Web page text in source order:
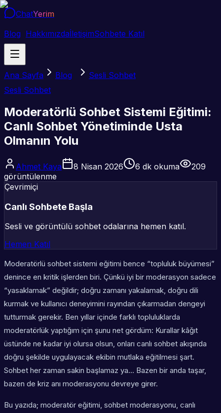
ChatYerim
Blog HakkımızdaİletişimSohbete Katıl
Ana Sayfa Blog
Sesli Sohbet
Sesli Sohbet
Moderatörlü Sohbet Sistemi Eğitimi:
Canlı Sohbet Yönetiminde Usta
Olmanın Yolu
Ahmet Kaya 8 Nisan 2026 6 dk okuma
209
görüntülenme
Çevrimiçi
Canlı Sohbete Başla
Sesli ve görüntülü sohbet odalarına hemen katıl.
Hemen Katıl
Moderatörlü sohbet sistemi eğitimi bence “topluluk büyümesi”
denince en kritik işlerden biri. Çünkü iyi bir moderasyon sadece
“yasaklamak” değildir; doğru zamanı yakalamak, doğru dili
kurmak ve kullanıcı deneyimini rayından çıkarmadan dengeyi
tutturmak gerekir. Ben yıllar içinde farklı topluluklarda
moderatörlük yaptığım için şunu net gördüm: Kurallar kâğıt
üstünde ne kadar iyi olursa olsun, onları canlı sohbet akışında
doğru şekilde uygulayacak ekibin mutlaka eğitilmesi şart.
Sohbet her zaman sakin başlamaz ya… Bazen bir anda taşar,
bazen de kriz anı moderasyonu devreye girer.
Bu yazıda; moderatör eğitimi, sohbet moderasyonu, canlı